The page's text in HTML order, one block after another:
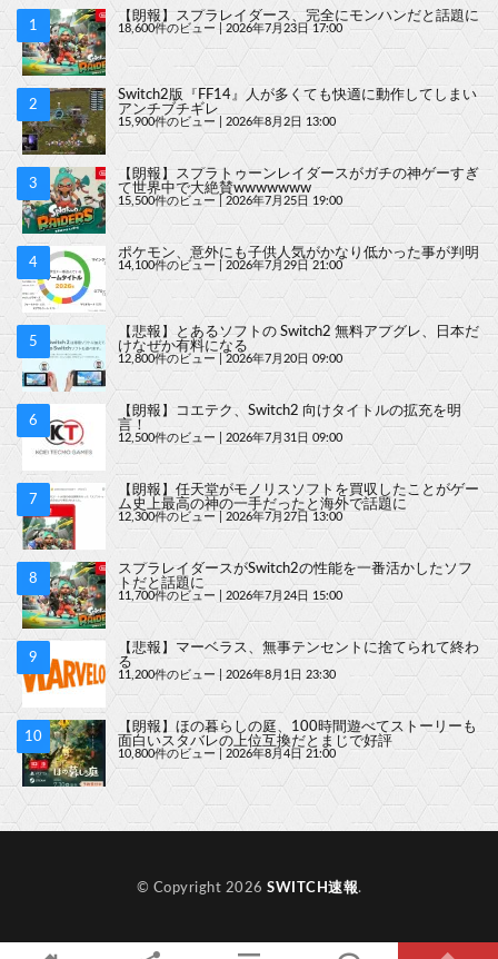
【朗報】スプラレイダース、完全にモンハンだと話題に
18,600件のビュー |2026年7月23日 17:00
Switch2版『FF14』人が多くても快適に動作してしまい
アンチブチギレ
15,900件のビュー 2026年8月2日 13:00
【朗報】スプラトゥーンレイダースがガチの神ゲーすぎ
て世界中で大絶賛wwwwwww
15,500件のビュー 2026年7月25日 19:00
ポケモン、意外にも子供人気がかなり低かった事が判明
14,100件のビュー 2026年7月29日 21:00
【悲報】とあるソフトの Switch2 無料アプグレ、日本だ
けなぜか有料になる
12,800件のビュー 2026年7月20日 09:00
【朗報】コエテク、Switch2 向けタイトルの拡充を明
言！
12,500件のビュー 2026年7月31日 09:00
【朗報】任天堂がモノリスソフトを買収したことがゲー
ム史上最高の神の一手だったと海外で話題に
12,300件のビュー 2026年7月27日 13:00
スプラレイダースがSwitch2の性能を一番活かしたソフ
トだと話題に
11,700件のビュー 2026年7月24日 15:00
【悲報】マーベラス、無事テンセントに捨てられて終わ
る
11,200件のビュー |2026年8月1日 23:30
【朗報】ほの暮らしの庭、100時間遊べてストーリーも
面白いスタバレの上位互換だとまじで好評
10,800件のビュー 2026年8月4日 21:00
© Copyright 2026 SWITCH速報.